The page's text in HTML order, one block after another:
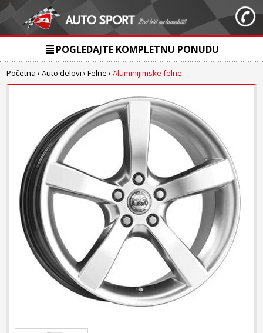
POGLEDAJTE KOMPLETNU PONUDU
Početna ›Auto delovi ›Felne ›Aluminijimske felne